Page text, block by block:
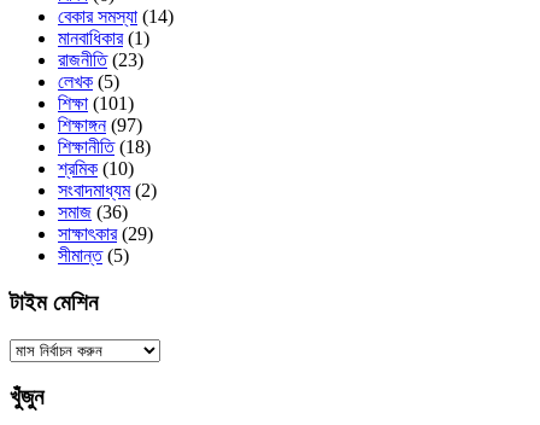
বেকার সমস্যা (14)
মানবাধিকার(1)
রাজনীতি(23)
লেখক (5)
শিক্ষা (101)
শিক্ষাঙ্গন(97)
শিক্ষানীতি(18)
শ্রমিক (10)
সংবাদমাধ্যম(2)
সমাজ (36)
সাক্ষাৎকার(29)
সীমান্ত(5)
টাইম মেশিন
টাইম
খুঁজুন